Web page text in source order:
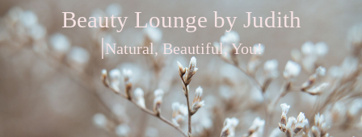
Beauty Lounge by Judith
|Natural, Beautiful, You!